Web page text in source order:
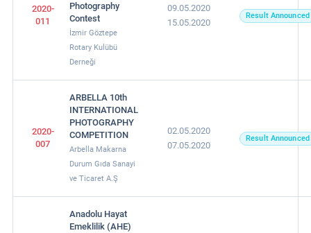
2020-
011
Photography
Contest
İzmir Göztepe
Rotary Kulübü
Derneği
09.05.2020
15.05.2020
Result Announced
2020-
007
ARBELLA 10th
INTERNATIONAL
PHOTOGRAPHY
COMPETITION
Arbella Makarna
Durum Gıda Sanayi
ve Ticaret A.Ş
02.05.2020
07.05.2020
Result Announced
Anadolu Hayat
Emeklilik (AHE)